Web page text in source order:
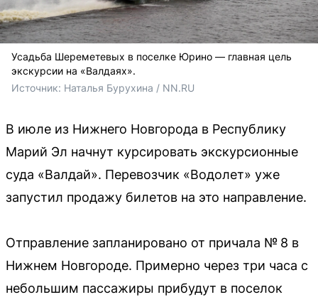
Усадьба Шереметевых в поселке Юрино — главная цель
экскурсии на «Валдаях».
Источник: Наталья Бурухина / NN.RU
В июле из Нижнего Новгорода в Республику
Марий Эл начнут курсировать экскурсионные
суда «Валдай». Перевозчик «Водолет» уже
запустил продажу билетов на это направление.
Отправление запланировано от причала № 8 в
Нижнем Новгороде. Примерно через три часа с
небольшим пассажиры прибудут в поселок